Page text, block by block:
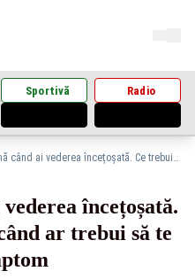
Sportivă Radio
Ce înseamnă când ai vederea încețoșată. Ce trebuie să faci și când ar trebui să te îngrijoreze acest simptom
încețoșată.
ar trebui să te